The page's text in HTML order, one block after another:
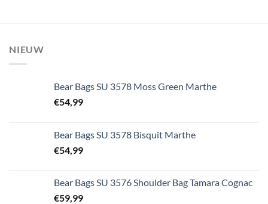
NIEUW
Bear Bags SU 3578 Moss Green Marthe
€54,99
Bear Bags SU 3578 Bisquit Marthe
€54,99
Bear Bags SU 3576 Shoulder Bag Tamara Cognac
€59,99